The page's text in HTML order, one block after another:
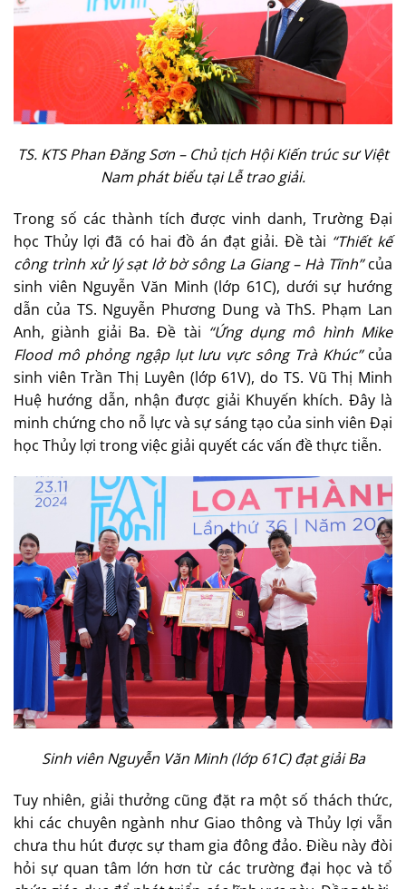
TS. KTS Phan Đăng Sơn – Chủ tịch Hội Kiến trúc sư Việt
Nam phát biểu tại Lễ trao giải.
Trong số các thành tích được vinh danh, Trường Đại
học Thủy lợi đã có hai đồ án đạt giải. Đề tài “Thiết kế
công trình xử lý sạt lở bờ sông La Giang – Hà Tĩnh”của
sinh viên Nguyễn Văn Minh (lớp 61C), dưới sự hướng
dẫn của TS. Nguyễn Phương Dung và ThS. Phạm Lan
Anh, giành giải Ba. Đề tài “Ứng dụng mô hình Mike
Flood mô phỏng ngập lụt lưu vực sông Trà Khúc”của
sinh viên Trần Thị Luyên (lớp 61V), do TS. Vũ Thị Minh
Huệ hướng dẫn, nhận được giải Khuyến khích. Đây là
minh chứng cho nỗ lực và sự sáng tạo của sinh viên Đại
học Thủy lợi trong việc giải quyết các vấn đề thực tiễn.
Sinh viên Nguyễn Văn Minh (lớp 61C) đạt giải Ba
Tuy nhiên, giải thưởng cũng đặt ra một số thách thức,
khi các chuyên ngành như Giao thông và Thủy lợi vẫn
chưa thu hút được sự tham gia đông đảo. Điều này đòi
hỏi sự quan tâm lớn hơn từ các trường đại học và tổ